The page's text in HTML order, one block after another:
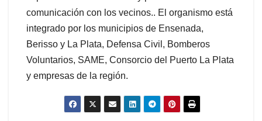
comunicación con los vecinos.. El organismo está
integrado por los municipios de Ensenada,
Berisso y La Plata, Defensa Civil, Bomberos
Voluntarios, SAME, Consorcio del Puerto La Plata
y empresas de la región.